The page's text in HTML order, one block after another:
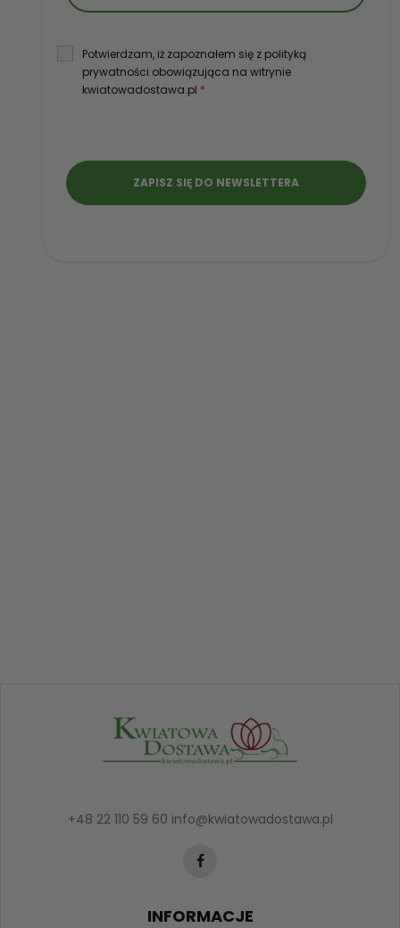
Potwierdzam, iż zapoznałem się z polityką
prywatności obowiązująca na witrynie
kwiatowadostawa.pl *
+48 22 110 59 60 info@kwiatowadostawa.pl
INFORMACJE